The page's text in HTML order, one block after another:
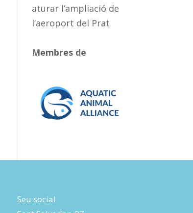
aturar l’ampliació de
l’aeroport del Prat
Membres de
Seu social